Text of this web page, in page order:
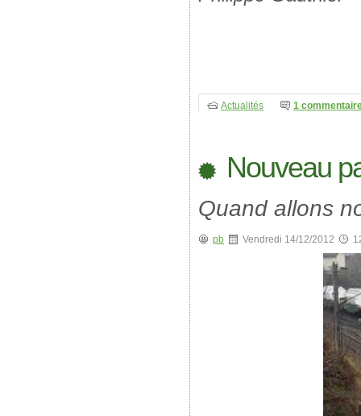
Actualités 1
Nouveau
Quand allons
pb Vendredi 14/12/2012